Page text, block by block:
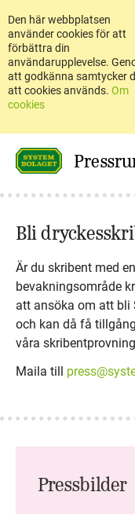
Den här webbplatsen
använder cookies för att
förbättra din
användarupplevelse.
att godkänna samtycker
att cookies används. Om
cookies
Bli
Är du skribent med
bevakningsområde
att ansöka om att bli
och kan då få
våra
Maila till
Pressbilder